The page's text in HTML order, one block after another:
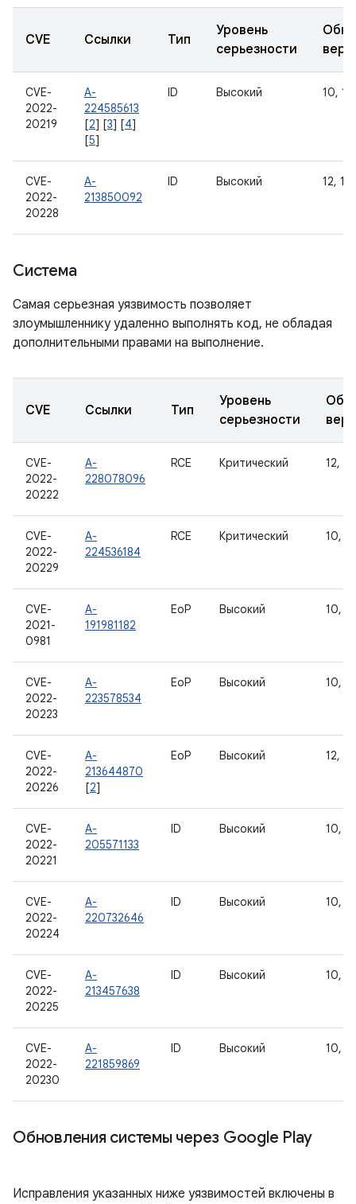
CVE Ссылки Тип
Уровень
серьезности
CVE-
2022-
20219
A-
224585613
[2] [3] [4]
[5]
ID Высокий 10,
CVE-
2022-
20228
A-
213850092
ID Высокий 12, 12L
Система
Самая серьезная уязвимость позволяет
злоумышленнику удаленно выполнять код, не обладая
дополнительными правами на выполнение.
CVE Ссылки Тип
Уровень
серьезности
CVE-
2022-
20222
A-
228078096
RCE Критический 12,
CVE-
2022-
20229
A-
224536184
RCE Критический 10,
CVE-
2021-
0981
A-
191981182
EoP Высокий 10, 11
CVE-
2022-
20223
A-
223578534
EoP Высокий 10,
CVE-
2022-
20226
A-
213644870
[2]
EoP Высокий 12,
CVE-
2022-
20221
A-
205571133
ID Высокий 10,
CVE-
2022-
20224
A-
220732646
ID Высокий 10,
CVE-
2022-
20225
A-
213457638
ID Высокий 10,
CVE-
2022-
20230
A-
221859869
ID Высокий 10,
Обновления системы через Google Play
Исправления указанных ниже уязвимостей включены в